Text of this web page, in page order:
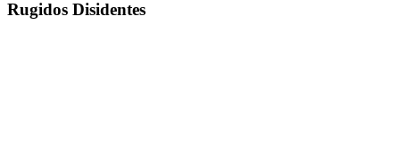
Rugidos Disidentes